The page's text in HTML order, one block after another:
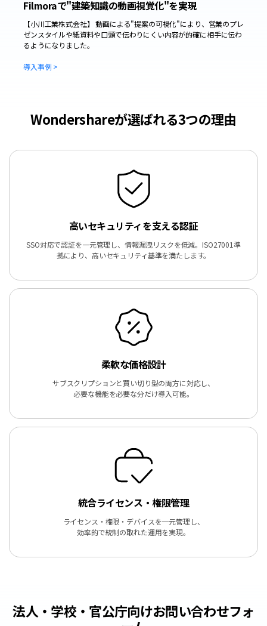
Filmoraで"建築知識の動画視覚化"を実現
【小川工業株式会社】 動画による"提案の可視化"により、営業のプレ
ゼンスタイルや紙資料や口頭で伝わりにくい内容が的確に相手に伝わ
るようになりました。
導入事例 >
Wondershareが選ばれる3つの理由
高いセキュリティを支える認証
SSO対応で認証を一元管理し、情報漏洩リスクを低減。ISO27001準
拠により、高いセキュリティ基準を満たします。
柔軟な価格設計
サブスクリプションと買い切り型の両方に対応し、
必要な機能を必要な分だけ導入可能。
統合ライセンス・権限管理
ライセンス・権限・デバイスを一元管理し、
効率的で統制の取れた運用を実現。
法人・学校・官公庁向けお問い合わせフォ